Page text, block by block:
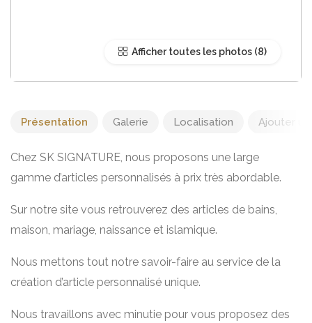
Afficher toutes les photos
Présentation Galerie Localisation Ajouter un
Chez SK SIGNATURE, nous proposons une large
gamme d’articles personnalisés à prix très abordable.
Sur notre site vous retrouverez des articles de bains,
maison, mariage, naissance et islamique.
Nous mettons tout notre savoir-faire au service de la
création d’article personnalisé unique.
Nous travaillons avec minutie pour vous proposez des